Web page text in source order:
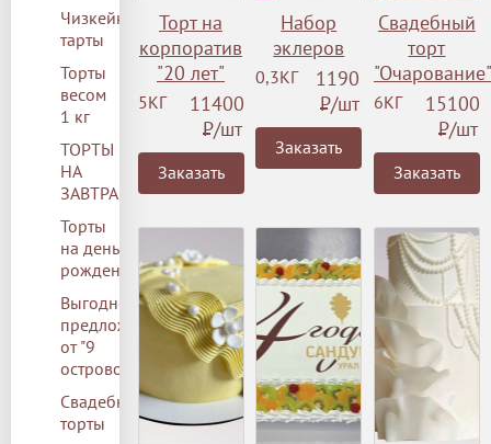
Чизкейки/
тарты
Торты
весом
1 кг
ТОРТЫ
НА
ЗАВТРА
Торты
на день
рождения
Выгодное
предложение
от "9
островов"
Свадебные
торты
Торт на
корпоратив
"20 лет"
5КГ
11400
Р/шт
Заказать
Набор
эклеров
0,3КГ
1190
Р/шт
Заказать
Свадебный
торт
"Очарование"
6КГ
15100
Р/шт
Заказать